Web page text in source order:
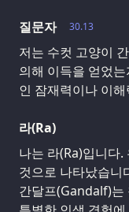
30.13
질문자
저는 수컷 고양이
의해 이득을 얻었
인 잠재력이나 이
라(Ra)
나는 라(Ra)입니다
것으로 나타났습니
간달프(Gandalf)는